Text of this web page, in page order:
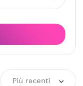
Più recenti